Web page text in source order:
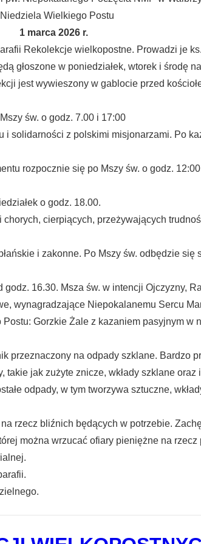
Niedziela Wielkiego Postu
1 marca 2026 r.
Rekolekcje wielkopostne. Prowadzi je
głoszone w poniedziałek, wtorek i środę
jest wywieszony w gablocie przed
św. o godz. 7.00 i 17:00
solidarności z polskimi misjonarzami. Po
rozpocznie się po Mszy św. o godz.
o godz. 18.00.
cierpiących, przeżywających
i zakonne. Po Mszy św. odbędzie się
16.30. Msza św. w intencji Ojczyzny,
wynagradzające Niepokalanemu Sercu
Gorzkie Żale z kazaniem pasyjnym w
przeznaczony na odpady szklane. Bardzo
jak zużyte znicze, wkłady szklane
odpady, w tym tworzywa sztuczne,
rzecz bliźnich będących w potrzebie.
można wrzucać ofiary pieniężne na